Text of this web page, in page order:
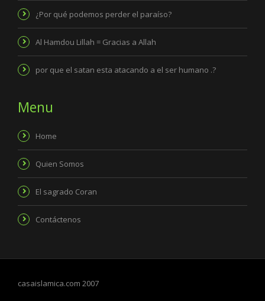
¿Por qué podemos perder el paraíso?
Al Hamdou Lillah = Gracias a Allah
por que el satan esta atacando a el ser humano .?
Menu
Home
Quien Somos
El sagrado Coran
Contáctenos
casaislamica.com 2007